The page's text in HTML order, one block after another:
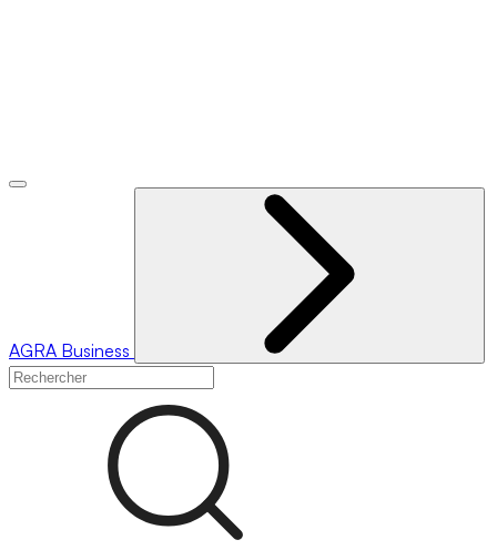
AGRA Business